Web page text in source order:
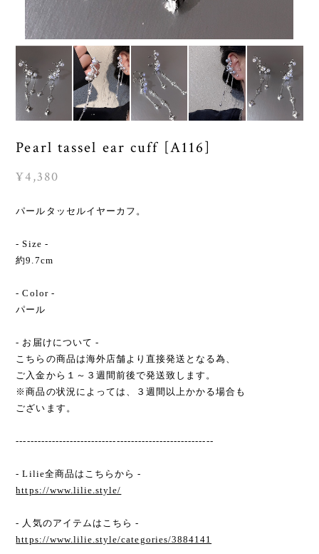
Pearl tassel ear cuff [A116]
¥4,380
パールタッセルイヤーカフ。
- Size -
約9.7cm
- Color -
パール
- お届けについて -
こちらの商品は海外店舗より直接発送となる為、
ご入金から１～３週間前後で発送致します。
※商品の状況によっては、３週間以上かかる場合も
ございます。
-------------------------------------------------------
- Lilie全商品はこちらから -
https://www.lilie.style/
- 人気のアイテムはこちら -
https://www.lilie.style/categories/3884141